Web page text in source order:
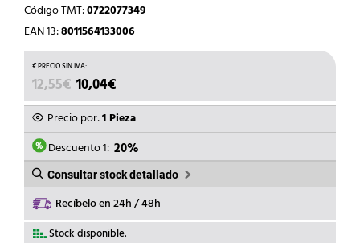
Código TMT:0722077349
EAN 13:8011564133006
12,55€ EL
PRECIO
ORIGINAL
ERA:
12,55€.
10,04€
PRECIO
ACTUAL
ES:
10,04€.
Precio por:1 Pieza
Descuento 1: 20%
Consultar stock detallado
Recíbelo en 24h / 48h
Stock disponible.